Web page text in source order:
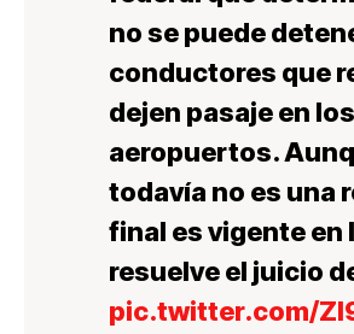
no se puede
conductores que
dejen pasaje en los
aeropuertos.
todavía no es una
final es vigente en
resuelve el juicio
pic.twitter.com/